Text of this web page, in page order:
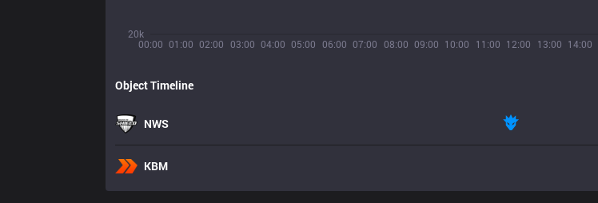
00:00 01:00 02:00 03:00 04:00 05:00 06:00 07:00 08:00 09:00 10:00 11:00 12:00 13:00 14:00
20k
Object Timeline
NWS
KBM